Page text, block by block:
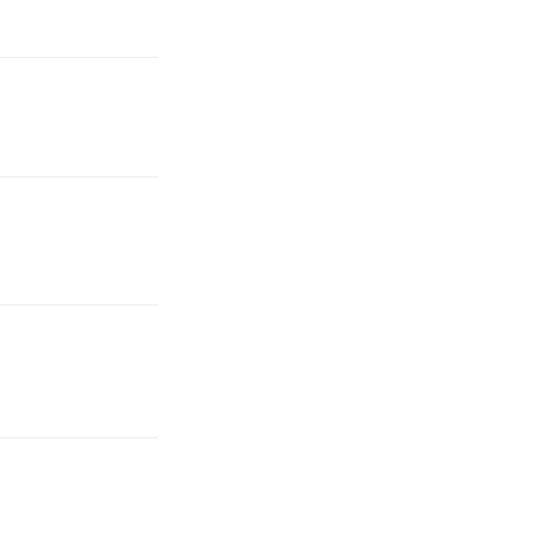
essenciais,
(bairro ou
económica
bem